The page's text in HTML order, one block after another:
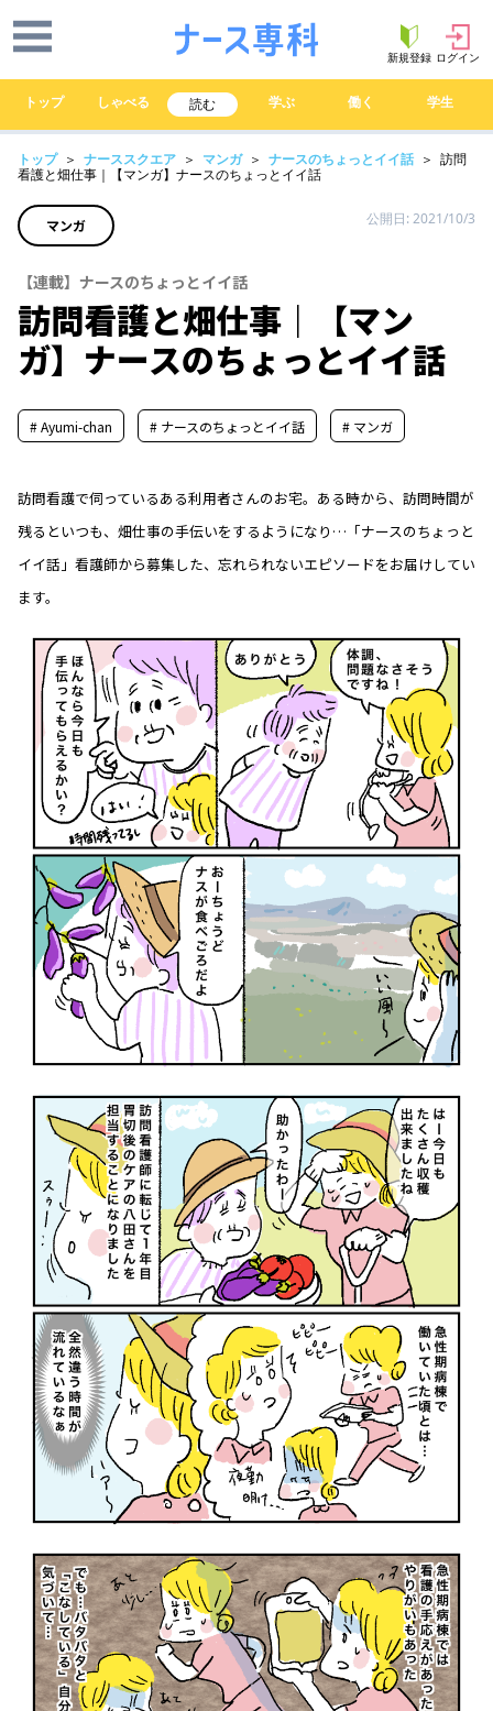
新規登録 ログイン
トップ しゃべる 読む 学ぶ 働く 学生
トップ ＞ ナーススクエア ＞ マンガ ＞ ナースのちょっとイイ話
＞ 訪問
看護と畑仕事｜【マンガ】ナースのちょっとイイ話
マンガ 公開日: 2021/10/3
【連載】ナースのちょっとイイ話
訪問看護と畑仕事｜【マン
ガ】ナースのちょっとイイ話
# Ayumi-chan # ナースのちょっとイイ話 # マンガ
訪問看護で伺っているある利用者さんのお宅。ある時から、訪問時間が
残るといつも、畑仕事の手伝いをするようになり…「ナースのちょっと
イイ話」看護師から募集した、忘れられないエピソードをお届けしてい
ます。